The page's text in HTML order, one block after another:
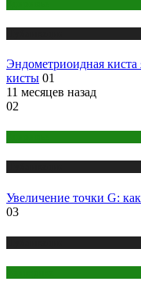
Эндометриоидная
кисты 01
11 месяцев назад
02
Увеличение точки G:
03